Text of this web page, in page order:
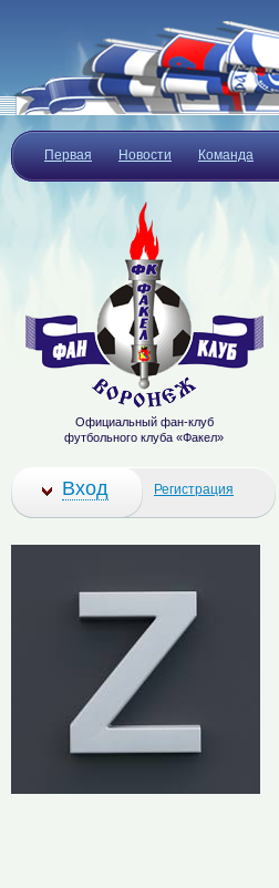
Первая Новости Команда
Официальный фан-клуб
футбольного клуба «Факел»
Вход Регистрация